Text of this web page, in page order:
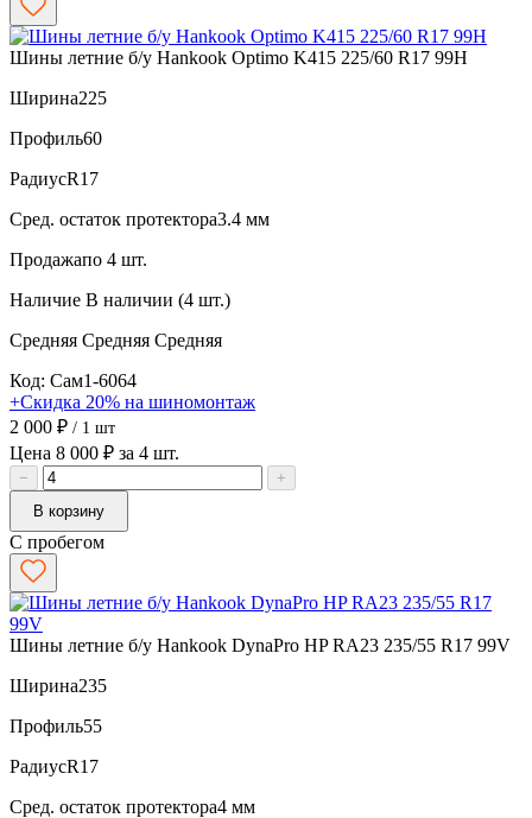
Шины летние б/у Hankook Optimo K415 225/60 R17 99H
Ширина225
Профиль60
РадиусR17
Сред. остаток протектора3.4 мм
Продажапо 4 шт.
Наличие В наличии (4 шт.)
Средняя Средняя Средняя
Код: Сам1-6064
+Скидка 20% на шиномонтаж
2 000 ₽ / 1 шт
Цена 8 000 ₽ за 4 шт.
−
+
В корзину
С пробегом
Шины летние б/у Hankook DynaPro HP RA23 235/55 R17 99V
Ширина235
Профиль55
РадиусR17
Сред. остаток протектора4 мм